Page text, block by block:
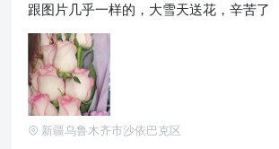
跟图片几乎一样的，大雪天送花，辛苦了
新疆乌鲁木齐市沙依巴克区